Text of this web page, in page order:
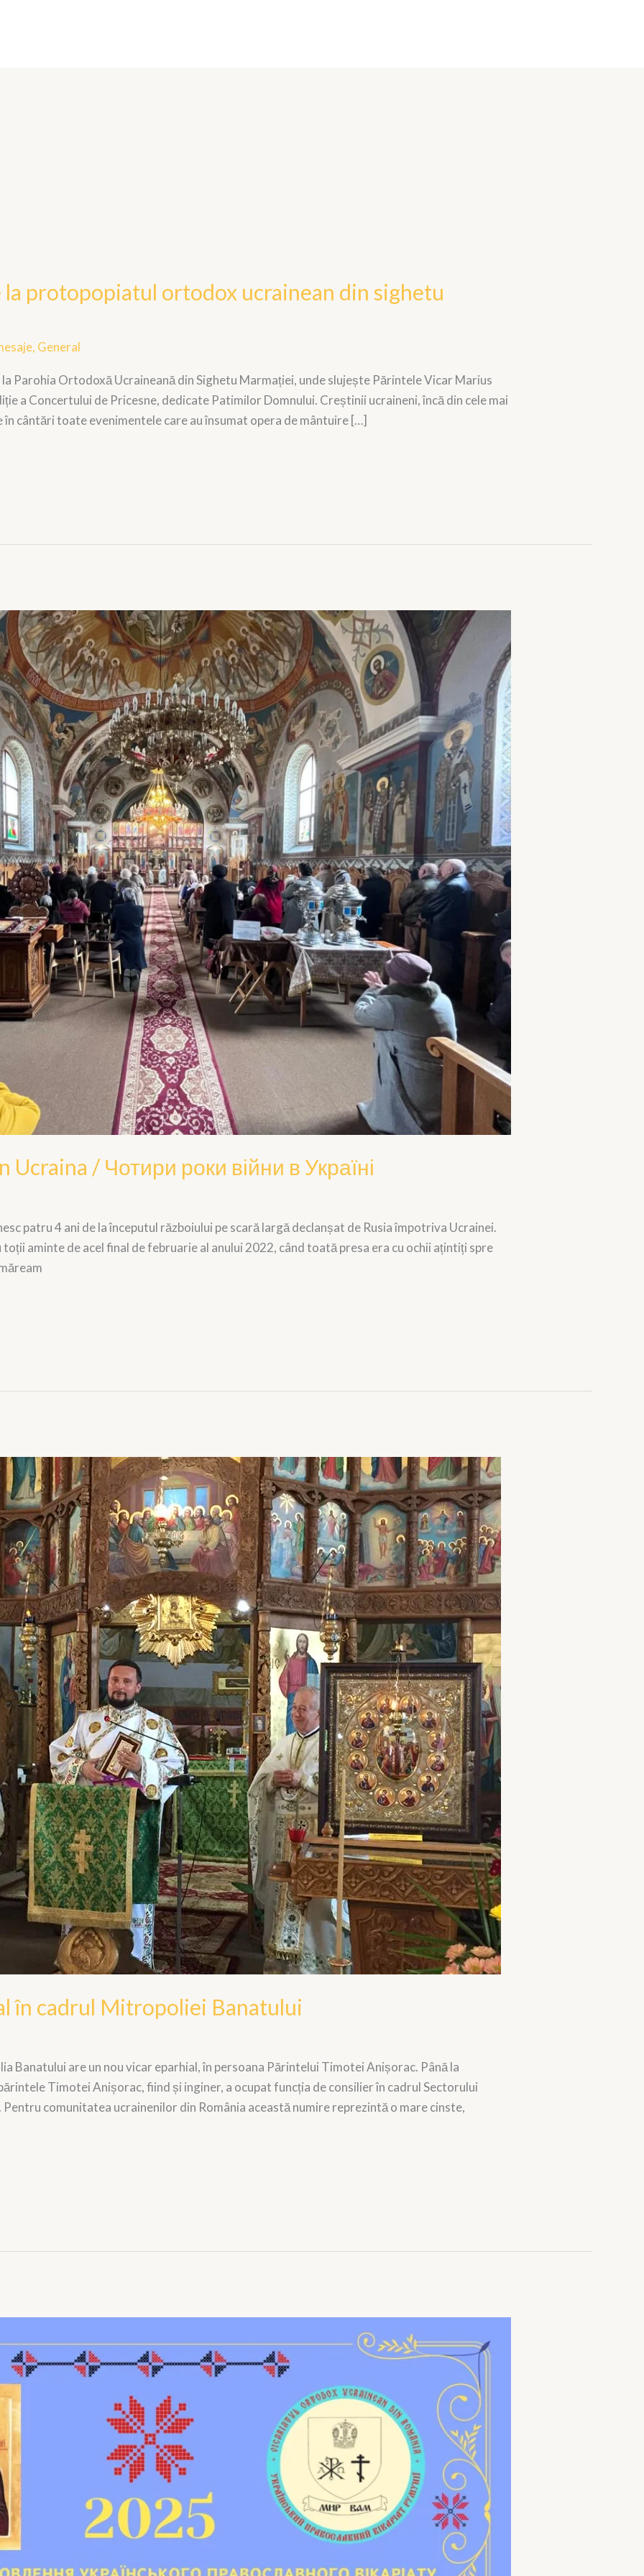
protopopiatul ortodox ucrainean din sighetu
, General
Parohia Ortodoxă Ucraineană din Sighetu Marmației, unde slujește Părintele Vicar Marius
a Concertului de Pricesne, dedicate Patimilor Domnului. Creștinii ucraineni, încă din cele mai
cântări toate evenimentele care au însumat opera de mântuire […]
/ Чотири роки війни в Україні
patru 4 ani de la începutul războiului pe scară largă declanșat de Rusia împotriva Ucrainei.
toții aminte de acel final de februarie al anului 2022, când toată presa era cu ochii ațintiți spre
în cadrul Mitropoliei Banatului
Banatului are un nou vicar eparhial, în persoana Părintelui Timotei Anișorac. Până la
Timotei Anișorac, fiind și inginer, a ocupat funcția de consilier în cadrul Sectorului
comunitatea ucrainenilor din România această numire reprezintă o mare cinste,